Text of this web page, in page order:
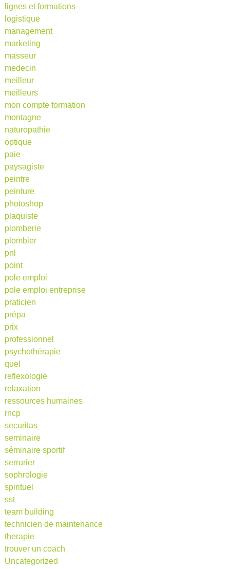
lignes et formations
logistique
management
marketing
masseur
medecin
meilleur
meilleurs
mon compte formation
montagne
naturopathie
optique
paie
paysagiste
peintre
peinture
photoshop
plaquiste
plomberie
plombier
pnl
point
pole emploi
pole emploi entreprise
praticien
prépa
prix
professionnel
psychothérapie
quel
reflexologie
relaxation
ressources humaines
rncp
securitas
seminaire
séminaire sportif
serrurier
sophrologie
spirituel
sst
team building
technicien de maintenance
therapie
trouver un coach
Uncategorized